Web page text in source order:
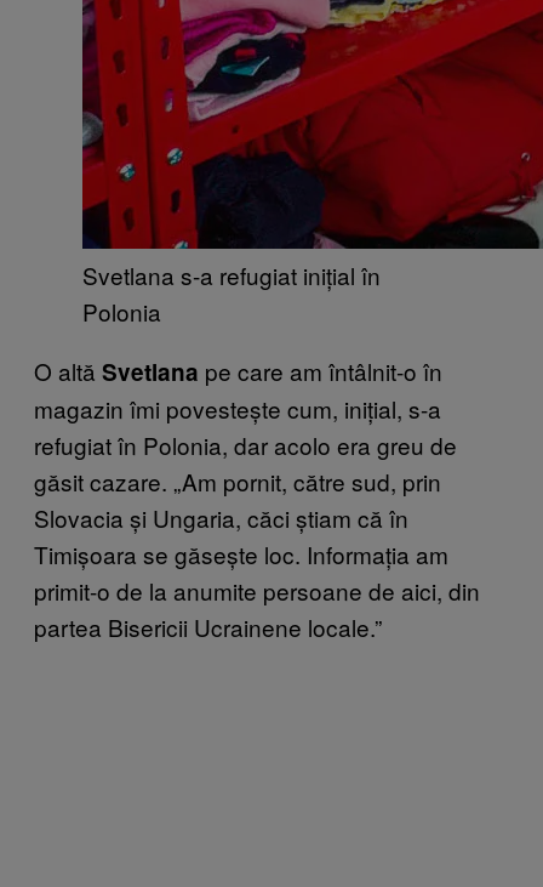
Svetlana s-a refugiat inițial în
Polonia
O altă Svetlana pe care am întâlnit-o în
magazin îmi povestește cum, inițial, s-a
refugiat în Polonia, dar acolo era greu de
găsit cazare. „Am pornit, către sud, prin
Slovacia și Ungaria, căci știam că în
Timișoara se găsește loc. Informația am
primit-o de la anumite persoane de aici, din
partea Bisericii Ucrainene locale.”